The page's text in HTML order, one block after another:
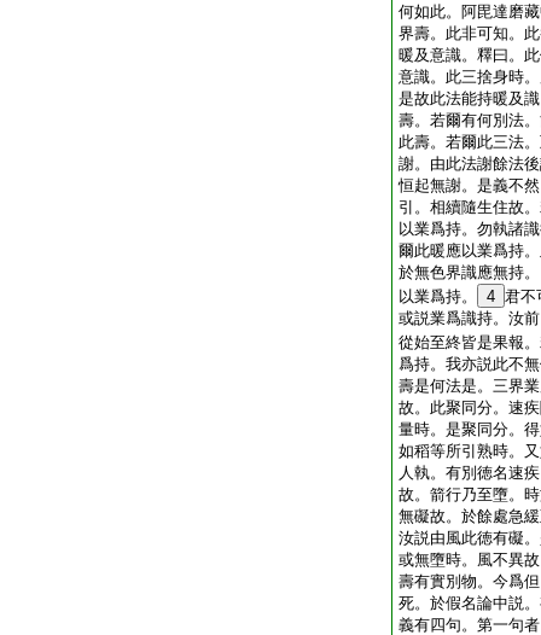
何如此。阿毘達磨
界壽。此非可知。
暖及意識。釋曰。
意識。此三捨身時
是故此法能持暖及
壽。若爾有何別法
此壽。若爾此三法
謝。由此法謝餘法
恒起無謝。是義不
引。相續隨生住故
以業爲持。勿執諸
爾此暖應以業爲持
於無色界識應無持
以業爲持。
4 君不
或説業爲識持。汝
從始至終皆是果報
爲持。我亦説此不
壽是何法是。三界
故。此聚同分。速
量時。是聚同分。
如稻等所引熟時。
人執。有別徳名速
故。箭行乃至墮。
無礙故。於餘處急
汝説由風此徳有礙
或無墮時。風不異
壽有實別物。今爲
死。於假名論中説
義有四句。第一句